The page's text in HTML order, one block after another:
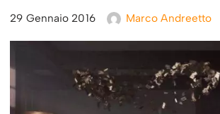
29 Gennaio 2016 Marco Andreetto